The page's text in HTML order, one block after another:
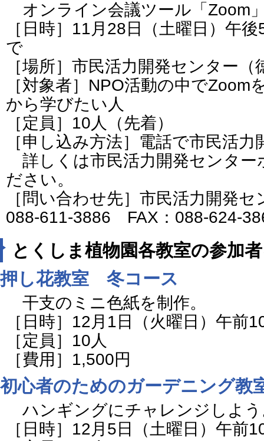
オンライン会議ツール「Zoom
［日時］11月28日（土曜日）午
で
［場所］市民活力開発センター（
［対象者］NPO活動の中でZoom
から学びたい人
［定員］10人（先着）
［申し込み方法］電話で市民活
詳しくは市民活力開発センター
ださい。
［問い合わせ先］市民活力開発
088-611-3886 FAX：088-624-
とくしま植物園各教室の参加
押し花教室 冬コース
干支のミニ色紙を制作。
［日時］12月1日（火曜日）午前
［定員］10人
［費用］1,500円
初心者のためのガーデニング教
ハンギングにチャレンジしよ
［日時］12月5日（土曜日）午前